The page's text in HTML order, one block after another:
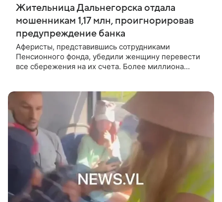
Жительница Дальнегорска отдала
мошенникам 1,17 млн, проигнорировав
предупреждение банка
Аферисты, представившись сотрудниками
Пенсионного фонда, убедили женщину перевести
все сбережения на их счета. Более миллиона
обратилась в полицию, когда поняла, что её
обманули, сообщила пресс-служба УМВД России по
Приморскому краю.